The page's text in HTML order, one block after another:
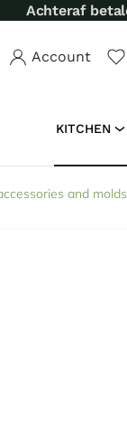
Achteraf
Account
KITCHEN
and molds